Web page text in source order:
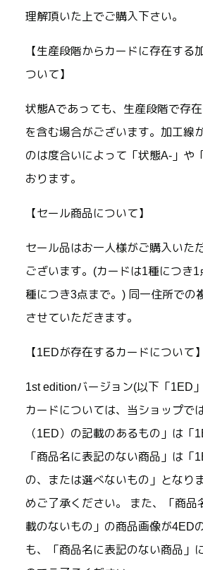
理解頂いた上でご購入下さい。
【生産段階からカードに存在する
ついて】
状態Aであっても、生産段階で存
を含む場合がございます。加工線
のは度合いによって「状態A-」や
おります。
【セール商品について】
セール品はお一人様がご購入いた
ございます。(カードは1種につき
種につき3点まで。) 同一住所での
させていただきます。
【1EDが存在するカードについて】
1st editionバージョン(以下「1ED
カードについては、当ショップで
（1ED）の記載のあるもの」は「
「商品名に表記のない商品」は「
の、または選べないもの」となり
めご了承ください。 また、「商品
載のないもの」の商品画像が4ED
も、「商品名に表記のない商品」